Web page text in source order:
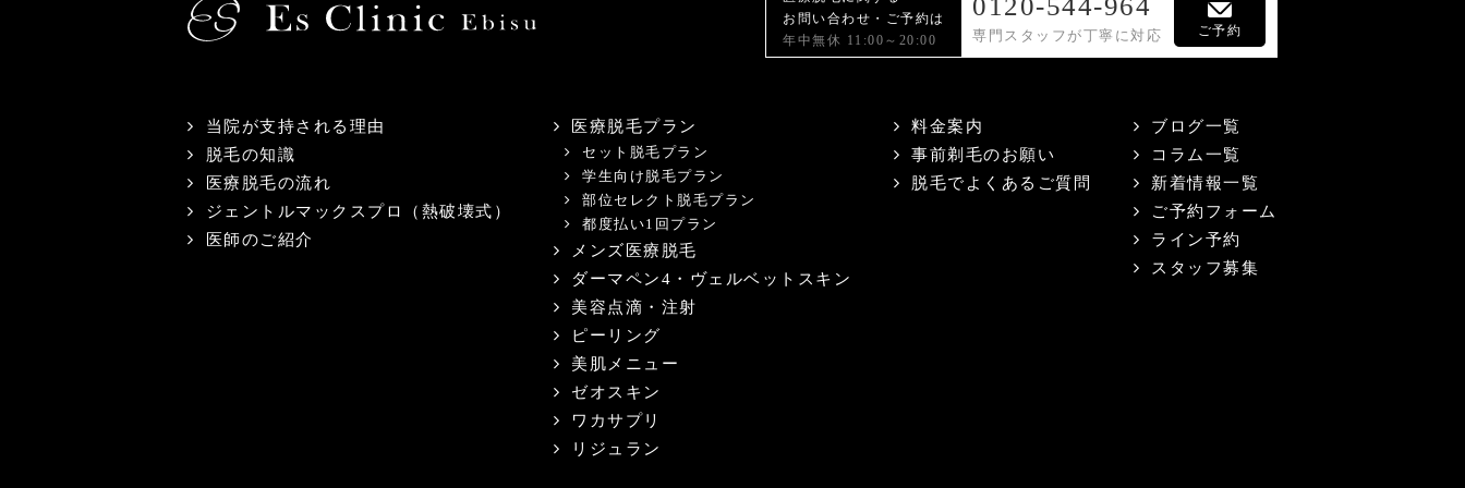
お問い合わせ・ご予約は
年中無休 11:00～20:00
専門スタッフが丁寧に対応 ご予約
当院が支持される理由
脱毛の知識
医療脱毛の流れ
ジェントルマックスプロ（熱破壊式）
医師のご紹介
医療脱毛プラン
セット脱毛プラン
学生向け脱毛プラン
部位セレクト脱毛プラン
都度払い1回プラン
メンズ医療脱毛
ダーマペン4・ヴェルベットスキン
美容点滴・注射
ピーリング
美肌メニュー
ゼオスキン
ワカサプリ
リジュラン
料金案内
事前剃毛のお願い
脱毛でよくあるご質問
ブログ一覧
コラム一覧
新着情報一覧
ご予約フォーム
ライン予約
スタッフ募集